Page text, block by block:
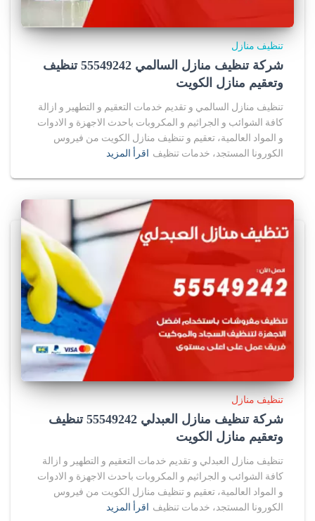
تنظيف منازل
شركة تنظيف منازل السالمي 55549242 تنظيف
وتعقيم منازل الكويت
تنظيف منازل السالمي و تقديم خدمات التعقيم و التطهير و ازالة
كافة الشوائب و الجراثيم و المكروبات باحدث الاجهزة و الادوات
و المواد العالمية، تعقيم و تنظيف منازل الكويت من فيروس
الكورونا المستجد، خدمات تنظيف اقرأ المزيد
تنظيف منازل
شركة تنظيف منازل العبدلي 55549242 تنظيف
وتعقيم منازل الكويت
تنظيف منازل العبدلي و تقديم خدمات التعقيم و التطهير و ازالة
كافة الشوائب و الجراثيم و المكروبات باحدث الاجهزة و الادوات
و المواد العالمية، تعقيم و تنظيف منازل الكويت من فيروس
الكورونا المستجد، خدمات تنظيف اقرأ المزيد